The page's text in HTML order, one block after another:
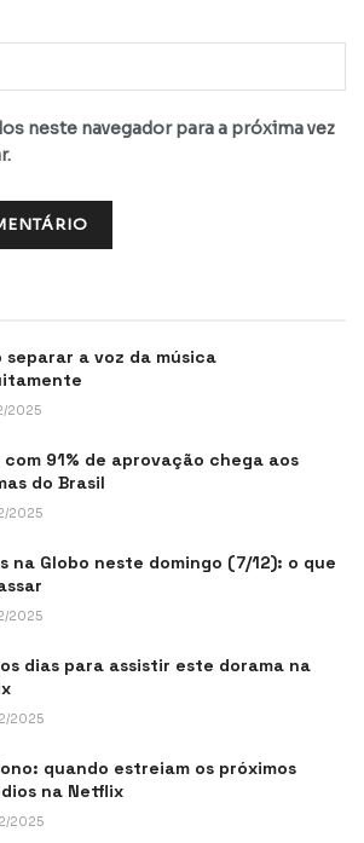
neste navegador para a próxima vez
separar a voz da música
2025
com 91% de aprovação chega aos
do Brasil
2025
na Globo neste domingo (7/12): o que
2025
dias para assistir este dorama na
2025
quando estreiam os próximos
na Netflix
2025